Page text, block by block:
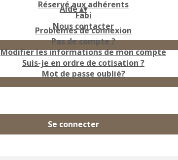
Réservé aux adhérents
Fabi
Nous contacter
Aide▴▾
Problèmes de connexion
Pas de compte ?
Modifier les informations de mon compte
Suis-je en ordre de cotisation ?
Mot de passe oublié?
Se connecter